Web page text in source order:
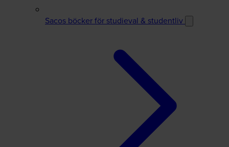
Sacos böcker för studieval & studentliv